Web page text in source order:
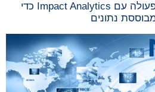
Briscoe Group משתפת פעולה עם Impact Analytics כדי
נתונים